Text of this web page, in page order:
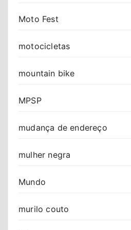
Moto Fest
motocicletas
mountain bike
MPSP
mudança de endereço
mulher negra
Mundo
murilo couto